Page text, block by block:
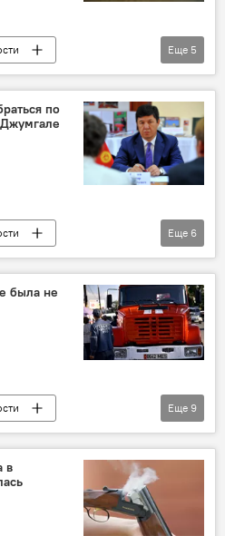
МВД
Еще 5
по
Ниязалиева
Еще 6
была не
Бишкек
учения
Еще 9
в